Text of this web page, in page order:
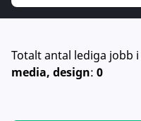
Totalt antal lediga jobb i
media, design: 0